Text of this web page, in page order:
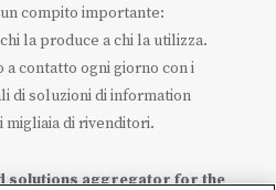
compito importante:
la produce a chi la utilizza.
a contatto ogni giorno con i
di soluzioni di information
migliaia di rivenditori.
solutions aggregator for the